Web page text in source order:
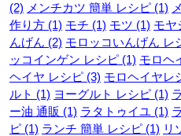
(2) メンチカツ 簡単 レシピ (1)
作り方 (1) モチ (1) モツ (1) モヤ
んげん (2) モロッコいんげん レ
ッコインゲン レシピ (1) モロヘ
ヘイヤ レシピ (3) モロヘイヤレ
ルト (1) ヨーグルト レシピ (1)
ー油 通販 (1) ラタトゥイユ (1)
ピ (1) ランチ 簡単 レシピ (1) リ